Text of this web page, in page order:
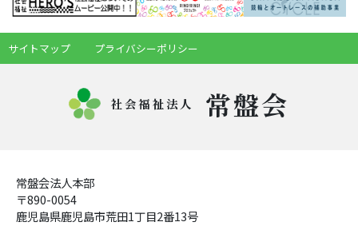
サイトマップ プライバシーポリシー
社会福祉法人 常盤会
常盤会法人本部
〒890-0054
鹿児島県鹿児島市荒田1丁目2番13号